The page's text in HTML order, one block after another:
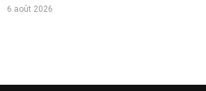
6 août 2026